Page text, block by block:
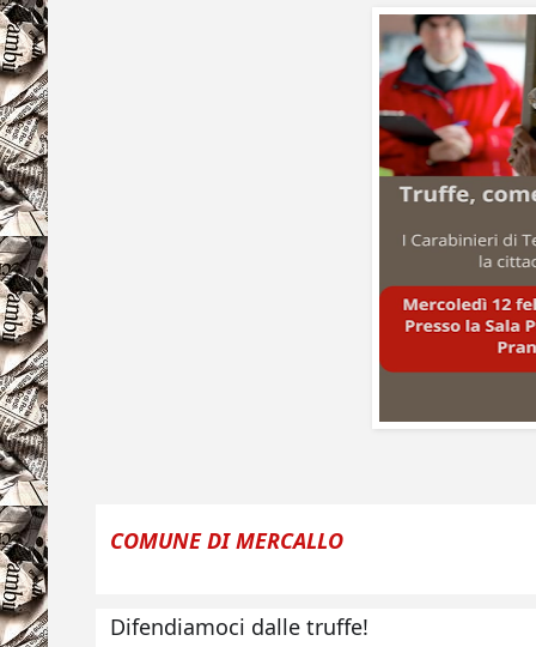
COMUNE DI MERCALLO
Difendiamoci dalle truffe!